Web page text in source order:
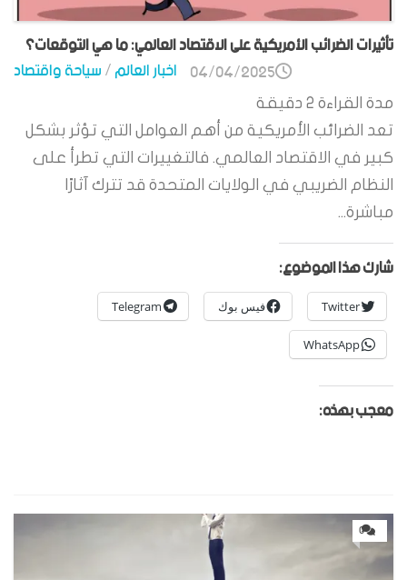
تأثيرات الضرائب الأمريكية على الاقتصاد العالمي: ما هي التوقعات؟
اخبار العالم/سياحة واقتصاد 04/04/2025
مدة القراءة 2 دقيقة
تعد الضرائب الأمريكية من أهم العوامل التي تؤثر بشكل
كبير في الاقتصاد العالمي. فالتغييرات التي تطرأ على
النظام الضريبي في الولايات المتحدة قد تترك آثارًا
مباشرة...
شارك هذا الموضوع:
Twitter فيس بوك Telegram
WhatsApp
معجب بهذه:
0